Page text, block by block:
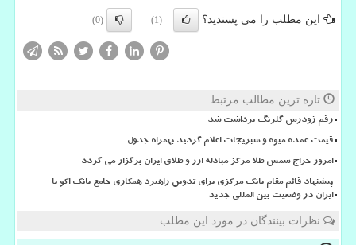
این مطلب را می پسندید؟ (1)
(0)
تازه ترین مطالب مرتبط
رقم زودرس گلرنگ برداشت شد
قیمت عمده میوه و سبزیجات اعلام گردید بهمراه جدول
امروز حراج شمش طلا مرکز مبادله ارز و طلای ایران برگزار می گردد
پیشنهاد قائم مقام بانک مرکزی برای تدوین راهبرد همکاری جامع بانک اکو با
ایران در وضعیت بین المللی جدید
نظرات بینندگان در مورد این مطلب